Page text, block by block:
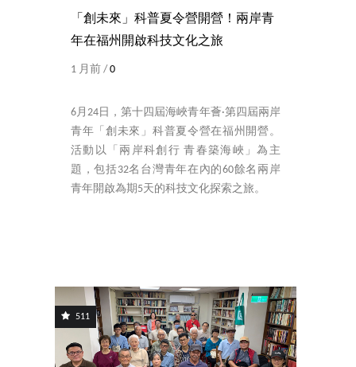
「創未來」科普夏令營開營！兩岸青
年在福州開啟科技文化之旅
1 月前 / 0
6月24日，第十四屆海峽青年薈·第四屆兩岸
青年「創未來」科普夏令營在福州開營。
活動以「兩岸科創行 青春築海峽」為主
題，包括32名台灣青年在內的60餘名兩岸
青年開啟為期5天的科技文化探索之旅。
511